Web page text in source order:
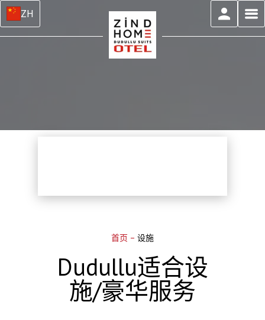
ZH
首页 – 设施
Dudullu适合设
施/豪华服务